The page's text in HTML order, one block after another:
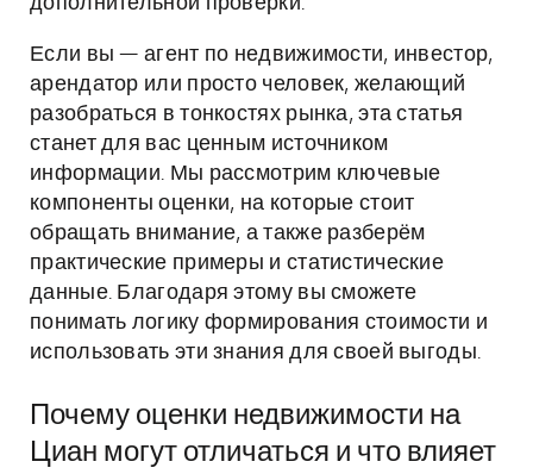
Если вы — агент по недвижимости, инвестор,
арендатор или просто человек, желающий
разобраться в тонкостях рынка, эта статья
станет для вас ценным источником
информации. Мы рассмотрим ключевые
компоненты оценки, на которые стоит
обращать внимание, а также разберём
практические примеры и статистические
данные. Благодаря этому вы сможете
понимать логику формирования стоимости и
использовать эти знания для своей выгоды.
Почему оценки недвижимости на
Циан могут отличаться и что влияет